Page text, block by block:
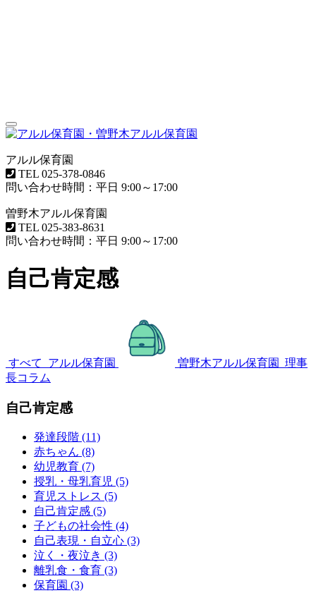
Toggle
navigation
アルル保育園
TEL 025-378-0846
問い合わせ時間：平日 9:00～17:00
曽野木アルル保育園
TEL 025-383-8631
問い合わせ時間：平日 9:00～17:00
自己肯定感
すべて アルル保育園 曽野木アルル保育園
理事
長コラム
自己肯定感
発達段階 (11)
赤ちゃん (8)
幼児教育 (7)
授乳・母乳育児 (5)
育児ストレス (5)
自己肯定感 (5)
子どもの社会性 (4)
自己表現・自立心 (3)
泣く・夜泣き (3)
離乳食・食育 (3)
保育園 (3)